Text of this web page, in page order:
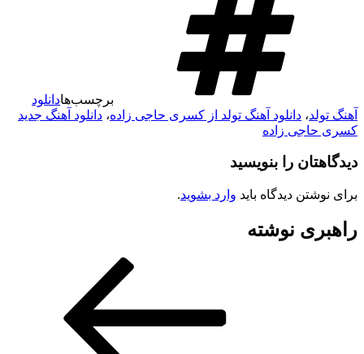
برچسب‌هادانلود
آهنگ تولد، دانلود آهنگ تولد از کسری حاجی زاده، دانلود آهنگ جدید
کسری حاجی زاده
دیدگاهتان را بنویسید
برای نوشتن دیدگاه باید وارد بشوید.
راهبری نوشته